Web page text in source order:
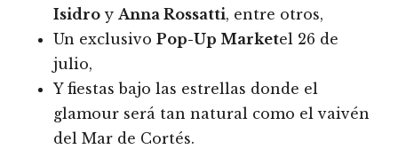
Isidro y Anna Rossatti, entre otros,
Un exclusivo Pop-Up Marketel 26 de
julio,
Y fiestas bajo las estrellas donde el
glamour será tan natural como el vaivén
del Mar de Cortés.